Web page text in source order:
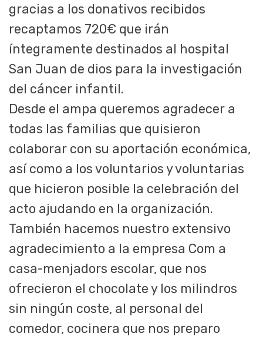
gracias a los donativos recibidos
recaptamos 720€ que irán
íntegramente destinados al hospital
San Juan de dios para la investigación
del cáncer infantil.
Desde el ampa queremos agradecer a
todas las familias que quisieron
colaborar con su aportación económica,
así como a los voluntarios y voluntarias
que hicieron posible la celebración del
acto ajudando en la organización.
También hacemos nuestro extensivo
agradecimiento a la empresa Com a
casa-menjadors escolar, que nos
ofrecieron el chocolate y los milindros
sin ningún coste, al personal del
comedor, cocinera que nos preparo